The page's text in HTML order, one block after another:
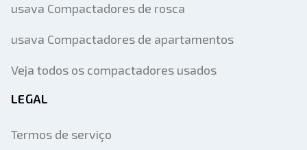
usava Compactadores de rosca
usava Compactadores de apartamentos
Veja todos os compactadores usados
LEGAL
Termos de serviço